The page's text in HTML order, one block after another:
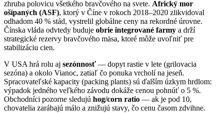
zhruba polovicu všetkého bravčového na svete. Africký mor
ošípaných (ASF), ktorý v Číne v rokoch 2018–2020 zlikvidoval
odhadom 40 % stád, vystrelil globálne ceny na rekordné úrovne.
Čínska vláda odvtedy buduje obrie integrované farmy a drží
strategické rezervy bravčového mäsa, ktoré môže uvoľniť pre
stabilizáciu cien.
V USA hrá rolu aj sezónnosť— dopyt rastie v lete (grilovacia
sezóna) a okolo Vianoc, zatiaľ čo ponuka vrcholí na jeseň.
Spracovateľské kapacity (packing plants) sú ďalším úzkym hrdlom:
výpadok jedného veľkého závodu dokáže cenou pohnúť o 5 %.
Obchodníci pozorne sledujú hog/corn ratio — ak je pod 10,
chovatelia zarábajú málo a znižujú stavy, čo cenu časom zdvihne.